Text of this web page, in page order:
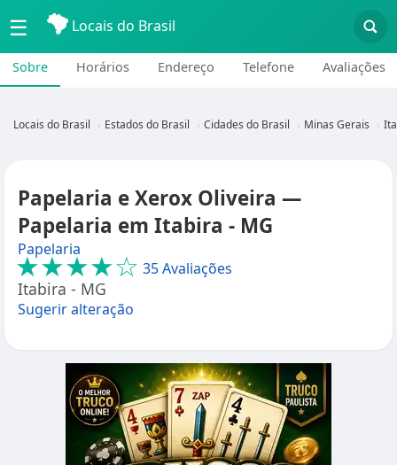
☰ Locais do Brasil
Sobre Horários Endereço Telefone Avaliações
Locais do Brasil Estados do Brasil Cidades do Brasil Minas Gerais
Papelaria e Xerox Oliveira —
Papelaria em Itabira - MG
Papelaria
★★★★☆ 35 Avaliações
Itabira - MG
Sugerir alteração